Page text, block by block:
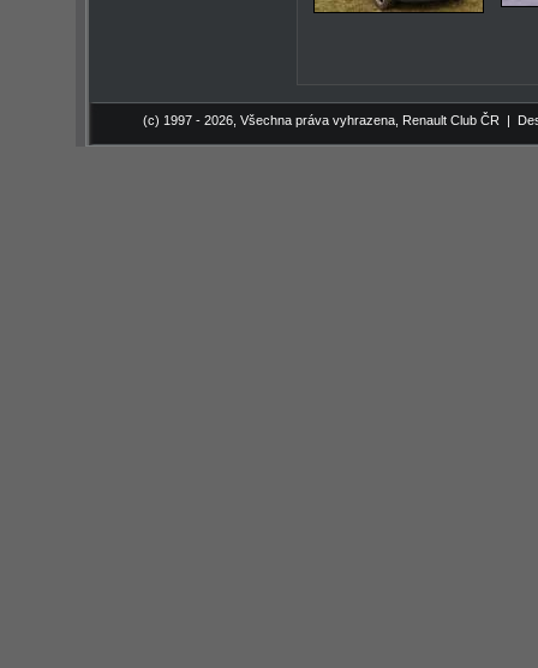
(c) 1997 - 2026, Všechna práva vyhrazena, Renault Club ČR |